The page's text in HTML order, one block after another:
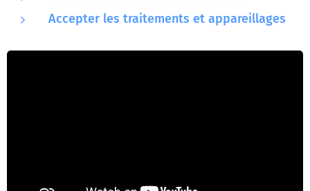
Accepter les traitements et appareillages